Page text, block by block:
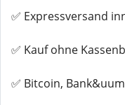
✅ Expressversand
✅ Kauf ohne
✅ Bitcoin,